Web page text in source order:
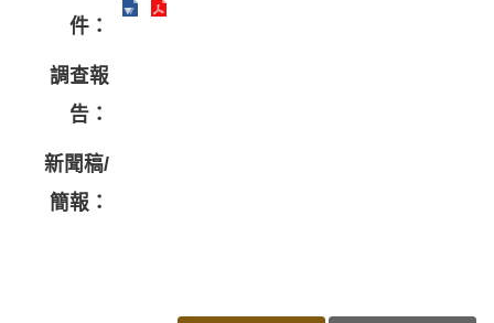
件：
調查報
告：
新聞稿/
簡報：